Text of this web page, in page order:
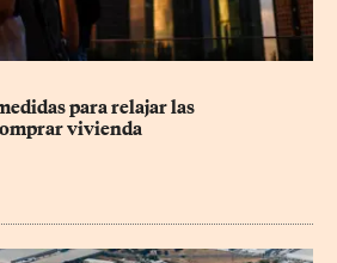
para relajar ⁠las
vivienda